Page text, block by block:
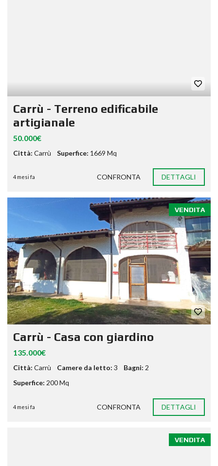
Carrù - Terreno edificabile
artigianale
50.000€
Città: Carrù Superfice: 1669 Mq
4 mesi fa CONFRONTA DETTAGLI
VENDITA
Carrù - Casa con giardino
135.000€
Città: Carrù Camere da letto: 3 Bagni: 2
Superfice: 200 Mq
4 mesi fa CONFRONTA DETTAGLI
VENDITA